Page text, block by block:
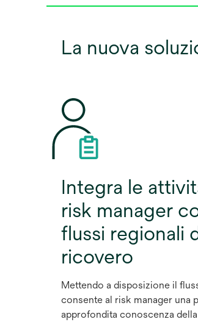
La nuova
Integra le
risk manager
flussi regionali
ricovero
Mettendo a disposizione il
consente al risk manager una
approfondita conoscenza